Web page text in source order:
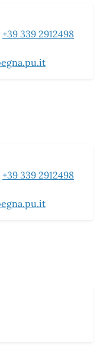
+39 339 2912498
+39 339 2912498